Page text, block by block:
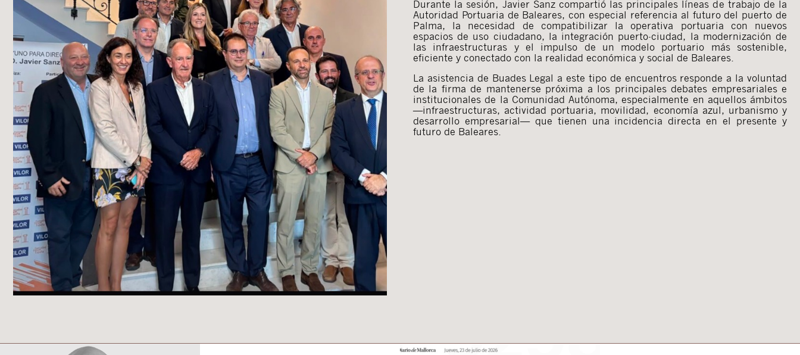
Durante la sesión, Javier Sanz compartió las principales líneas de trabajo de la
Autoridad Portuaria de Baleares, con especial referencia al futuro del puerto de
Palma, la necesidad de compatibilizar la operativa portuaria con nuevos
espacios de uso ciudadano, la integración puerto-ciudad, la modernización de
las infraestructuras y el impulso de un modelo portuario más sostenible,
eficiente y conectado con la realidad económica y social de Baleares.
La asistencia de Buades Legal a este tipo de encuentros responde a la voluntad
de la firma de mantenerse próxima a los principales debates empresariales e
institucionales de la Comunidad Autónoma, especialmente en aquellos ámbitos
—infraestructuras, actividad portuaria, movilidad, economía azul, urbanismo y
desarrollo empresarial— que tienen una incidencia directa en el presente y
futuro de Baleares.